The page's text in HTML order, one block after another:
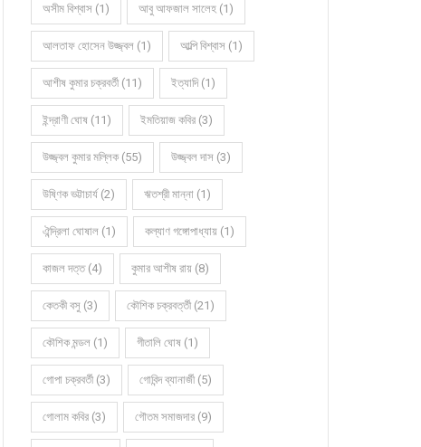
অসীম বিশ্বাস (1) আবু আফজাল সালেহ (1)
আলতাফ হোসেন উজ্জ্বল (1) আল্পি বিশ্বাস (1)
আশীষ কুমার চক্রবর্তী (11) ইত্যাদি (1)
ইন্দ্রাণী ঘোষ (11) ইমতিয়াজ কবির (3)
উজ্জ্বল কুমার মল্লিক (55) উজ্জ্বল দাস (3)
উষ্ণিক ভট্টাচার্য (2) ঋতশ্রী মান্না (1)
ঐন্দ্রিলা ঘোষাল (1) কল্যাণ গঙ্গোপাধ্যায় (1)
কাজল দত্ত (4) কুমার আশীষ রায় (8)
কেতকী বসু (3) কৌশিক চক্রবর্ত্তী (21)
কৌশিক মন্ডল (1) গীতালি ঘোষ (1)
গোপা চক্রবর্তী (3) গোবিন্দ ব্যানার্জী (5)
গোলাম কবির (3) গৌতম সমাজদার (9)